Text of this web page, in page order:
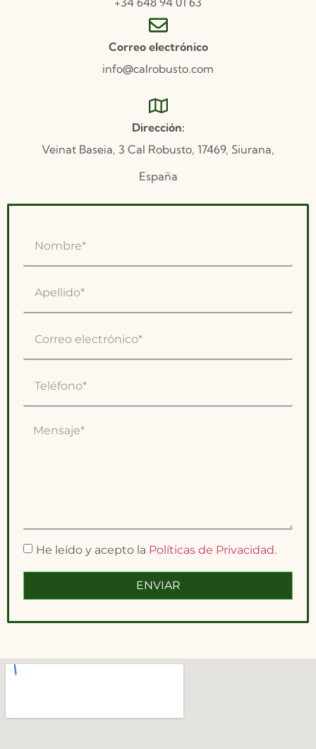
Correo electrónico
info@calrobusto.com
Dirección:
Veinat Baseia, 3 Cal Robusto, 17469, Siurana,
España​
He leído y acepto la Políticas de Privacidad.
ENVIAR